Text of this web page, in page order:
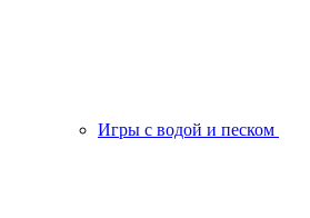
Игры с водой и песком